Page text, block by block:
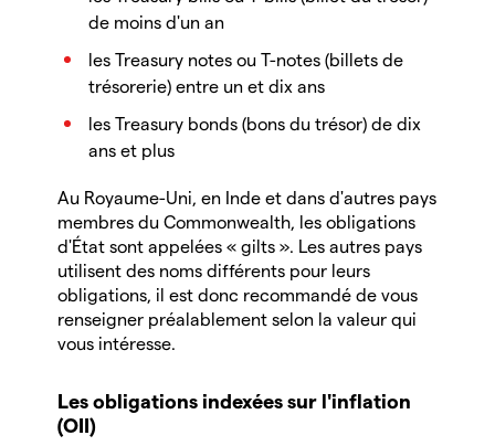
de moins d'un an
les Treasury notes ou T-notes (billets de
trésorerie) entre un et dix ans
les Treasury bonds (bons du trésor) de dix
ans et plus
Au Royaume-Uni, en Inde et dans d'autres pays
membres du Commonwealth, les obligations
d'État sont appelées « gilts ». Les autres pays
utilisent des noms différents pour leurs
obligations, il est donc recommandé de vous
renseigner préalablement selon la valeur qui
vous intéresse.
Les obligations indexées sur l'inflation
(OII)